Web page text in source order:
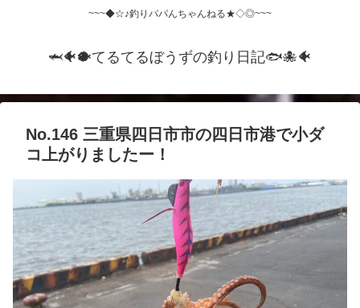
~~~◆☆♪釣りパパんちゃんねる★◇◎~~~
🦈🐠🐡てるてるぼうずの釣り日記🐟️🐙🐠
No.146 三重県四日市市の四日市港で小ダ
コ上がりましたー！